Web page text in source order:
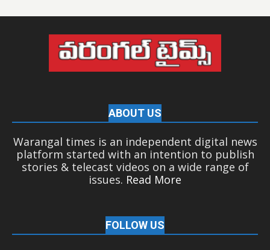
ABOUT US
Warangal times is an independent digital news
platform started with an intention to publish
stories & telecast videos on a wide range of
issues. Read More
FOLLOW US